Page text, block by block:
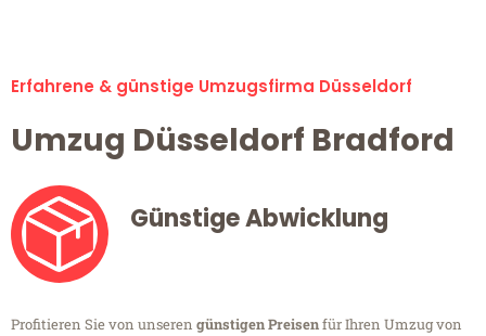
Erfahrene & günstige Umzugsfirma Düsseldorf
Umzug Düsseldorf Bradford
Günstige Abwicklung
Profitieren Sie von unseren günstigen Preisenfür Ihren Umzug von